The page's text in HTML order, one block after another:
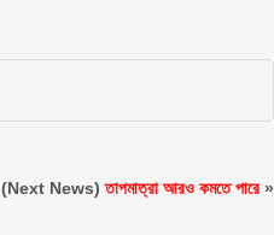
(Next News)তাপমাত্রা আরও কমতে পারে»